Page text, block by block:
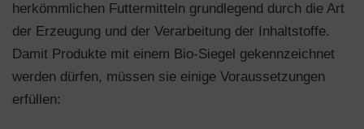
herkömmlichen Futtermitteln grundlegend durch die Art
der Erzeugung und der Verarbeitung der Inhaltstoffe.
Damit Produkte mit einem Bio-Siegel gekennzeichnet
werden dürfen, müssen sie einige Voraussetzungen
erfüllen: